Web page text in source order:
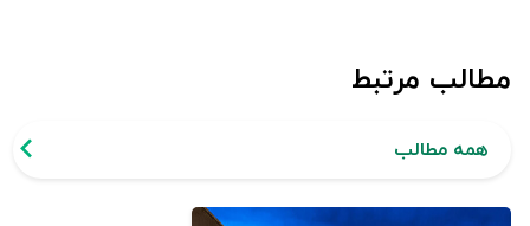
مطالب مرتبط
همه مطالب